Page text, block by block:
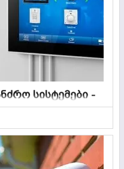
სისტემები -
უსაფრთხოებას
სიგნალიზაცია და